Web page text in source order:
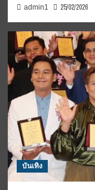
admin1 25/02/2026
บันเทิง